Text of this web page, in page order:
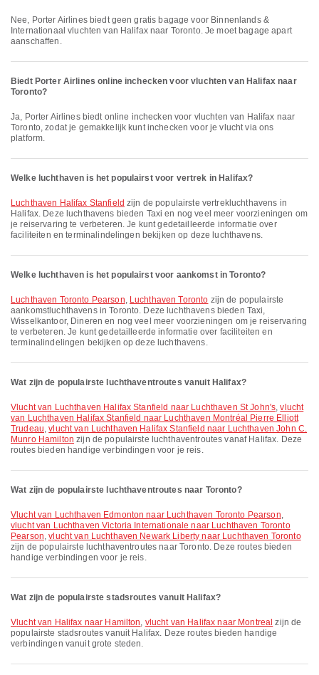
Nee, Porter Airlines biedt geen gratis bagage voor Binnenlands &
Internationaal vluchten van Halifax naar Toronto. Je moet bagage apart
aanschaffen.
Biedt Porter Airlines online inchecken voor vluchten van Halifax naar
Toronto?
Ja, Porter Airlines biedt online inchecken voor vluchten van Halifax naar
Toronto, zodat je gemakkelijk kunt inchecken voor je vlucht via ons
platform.
Welke luchthaven is het populairst voor vertrek in Halifax?
Luchthaven Halifax Stanfield zijn de populairste vertrekluchthavens in
Halifax. Deze luchthavens bieden Taxi en nog veel meer voorzieningen om
je reiservaring te verbeteren. Je kunt gedetailleerde informatie over
faciliteiten en terminalindelingen bekijken op deze luchthavens.
Welke luchthaven is het populairst voor aankomst in Toronto?
Luchthaven Toronto Pearson, Luchthaven Toronto zijn de populairste
aankomstluchthavens in Toronto. Deze luchthavens bieden Taxi,
Wisselkantoor, Dineren en nog veel meer voorzieningen om je reiservaring
te verbeteren. Je kunt gedetailleerde informatie over faciliteiten en
terminalindelingen bekijken op deze luchthavens.
Wat zijn de populairste luchthaventroutes vanuit Halifax?
vlucht van Luchthaven Halifax Stanfield naar Luchthaven St John's,vlucht
van Luchthaven Halifax Stanfield naar Luchthaven Montréal Pierre Elliott
Trudeau,vlucht van Luchthaven Halifax Stanfield naar Luchthaven John C.
Munro Hamilton zijn de populairste luchthaventroutes vanaf Halifax. Deze
routes bieden handige verbindingen voor je reis.
Wat zijn de populairste luchthaventroutes naar Toronto?
vlucht van Luchthaven Edmonton naar Luchthaven Toronto Pearson,
vlucht van Luchthaven Victoria Internationale naar Luchthaven Toronto
Pearson,vlucht van Luchthaven Newark Liberty naar Luchthaven Toronto
zijn de populairste luchthaventroutes naar Toronto. Deze routes bieden
handige verbindingen voor je reis.
Wat zijn de populairste stadsroutes vanuit Halifax?
vlucht van Halifax naar Hamilton, vlucht van Halifax naar Montreal zijn de
populairste stadsroutes vanuit Halifax. Deze routes bieden handige
verbindingen vanuit grote steden.